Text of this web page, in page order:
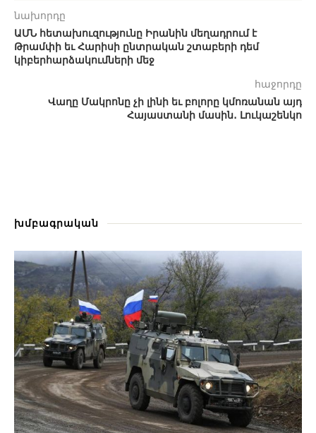
նախորդը
ԱՄՆ հետախուզությունը Իրանին մեղադրում է
Թրամփի եւ Հարիսի ընտրական շտաբերի դեմ
կիբերհարձակումների մեջ
հաջորդը
Վաղը Մակրոնը չի լինի եւ բոլորը կմոռանան այդ
Հայաստանի մասին․ Լուկաշենկո
խմբագրական